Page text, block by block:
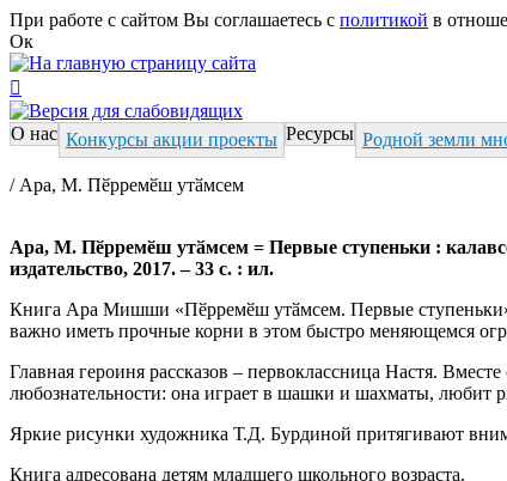
Перейти к основному содержанию
При работе с сайтом Вы соглашаетесь с политикой в
Ок

О нас Конкурсы акции проекты Ресурсы Родной земли
Вы здесь
/ Ара, М. Пӗрремӗш утӑмсем
Ара, М. Пӗрремӗш утӑмсем = Первые ступеньки :
издательство, 2017. – 33 с. : ил.
Книга Ара Мишши «Пӗрремӗш утӑмсем. Первые ступеньки»
важно иметь прочные корни в этом быстро меняющемся
Главная героиня рассказов – первоклассница Настя.
любознательности: она играет в шашки и шахматы, любит
Яркие рисунки художника Т.Д. Бурдиной притягивают
Книга адресована детям младшего школьного возраста.